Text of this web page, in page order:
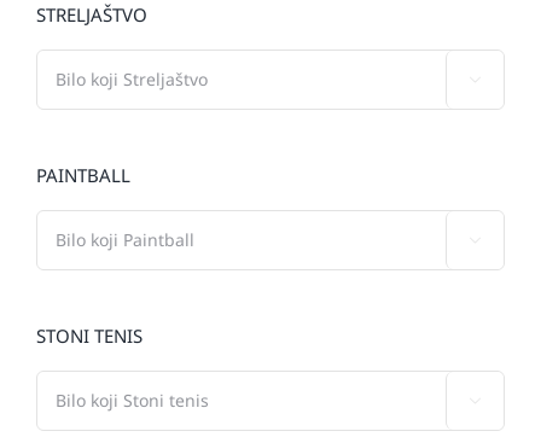
STRELJAŠTVO
PAINTBALL
STONI TENIS